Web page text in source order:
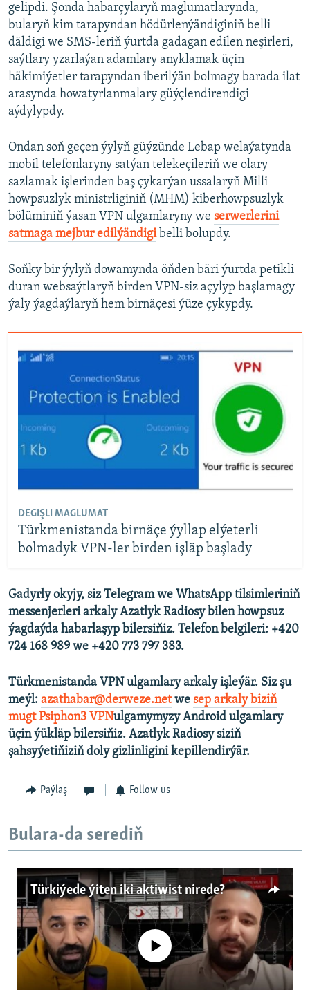
gelipdi. Şonda habarçylaryň maglumatlarynda,
bularyň kim tarapyndan hödürlenýändiginiň belli
däldigi we SMS-leriň ýurtda gadagan edilen neşirleri,
saýtlary yzarlaýan adamlary anyklamak üçin
häkimiýetler tarapyndan iberilýän bolmagy barada ilat
arasynda howatyrlanmalary güýçlendirendigi
aýdylypdy.
Ondan soň geçen ýylyň güýzünde Lebap welaýatynda
mobil telefonlaryny satýan telekeçileriň we olary
sazlamak işlerinden baş çykarýan ussalaryň Milli
howpsuzlyk ministrliginiň (MHM) kiberhowpsuzlyk
bölüminiň ýasan VPN ulgamlaryny we serwerlerini
satmaga mejbur edilýändigibelli bolupdy.
Soňky bir ýylyň dowamynda öňden bäri ýurtda petikli
duran websaýtlaryň birden VPN-siz açylyp başlamagy
ýaly ýagdaýlaryň hem birnäçesi ýüze çykypdy.
DEGIŞLI MAGLUMAT
Türkmenistanda birnäçe ýyllap elýeterli
bolmadyk VPN-ler birden işläp başlady
Gadyrly okyjy, siz Telegram we WhatsApp tilsimleriniň
messenjerleri arkaly Azatlyk Radiosy bilen howpsuz
ýagdaýda habarlaşyp bilersiňiz. Telefon belgileri: +420
724 168 989 we +420 773 797 383.
Türkmenistanda VPN ulgamlary arkaly işleýär. Siz şu
meýl: azathabar@derweze.netwe sep arkaly biziň
mugt Psiphon3 VPNulgamymyzy Android ulgamlary
üçin ýükläp bilersiňiz. Azatlyk Radiosy siziň
şahsyýetiňiziň doly gizlinligini kepillendirýär.
Paýlaş Follow us
Bulara-da serediň
Türkiýede ýiten iki aktiwist nirede?
No media source currently available